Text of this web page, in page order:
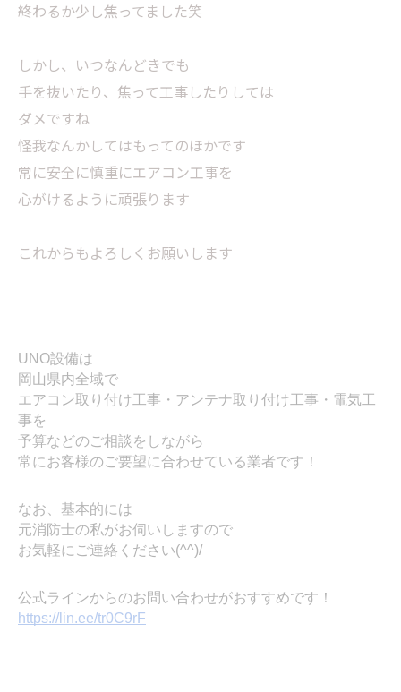
終わるか少し焦ってました笑
しかし、いつなんどきでも
手を抜いたり、焦って工事したりしては
ダメですね
怪我なんかしてはもってのほかです
常に安全に慎重にエアコン工事を
心がけるように頑張ります
これからもよろしくお願いします
UNO設備は
岡山県内全域で
エアコン取り付け工事・アンテナ取り付け工事・電気工
事を
予算などのご相談をしながら
常にお客様のご要望に合わせている業者です！
なお、基本的には
元消防士の私がお伺いしますので
お気軽にご連絡ください(^^)/
公式ラインからのお問い合わせがおすすめです！
https://lin.ee/tr0C9rF